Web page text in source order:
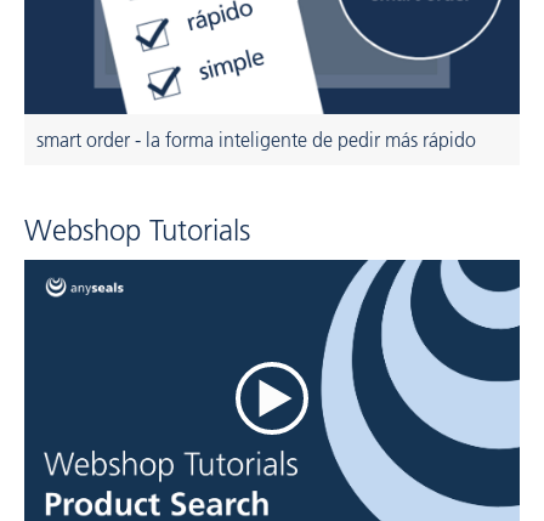
smart order - la forma inteligente de pedir más rápido
Webshop Tutorials